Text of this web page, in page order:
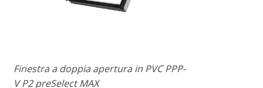
Finestra a doppia apertura in PVC PPP-
V P2 preSelect MAX